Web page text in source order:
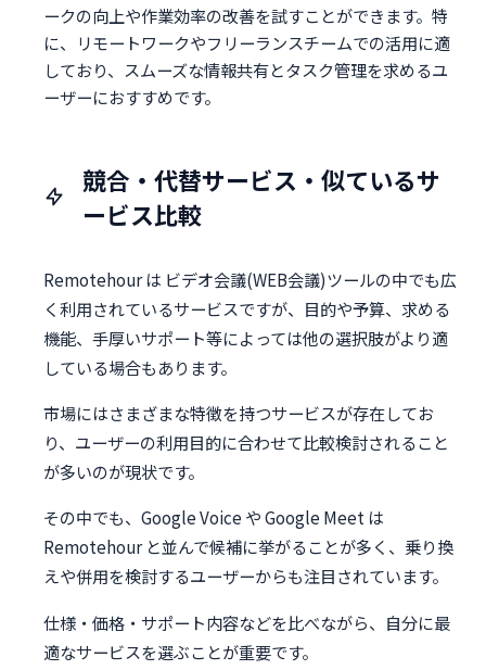
ークの向上や作業効率の改善を試すことができます。特
に、リモートワークやフリーランスチームでの活用に適
しており、スムーズな情報共有とタスク管理を求めるユ
ーザーにおすすめです。
競合・代替サービス・似ているサ
ービス比較
Remotehour は ビデオ会議(WEB会議)ツールの中でも広
く利用されているサービスですが、目的や予算、求める
機能、手厚いサポート等によっては他の選択肢がより適
している場合もあります。
市場にはさまざまな特徴を持つサービスが存在してお
り、ユーザーの利用目的に合わせて比較検討されること
が多いのが現状です。
その中でも、Google Voice や Google Meet は
Remotehour と並んで候補に挙がることが多く、乗り換
えや併用を検討するユーザーからも注目されています。
仕様・価格・サポート内容などを比べながら、自分に最
適なサービスを選ぶことが重要です。